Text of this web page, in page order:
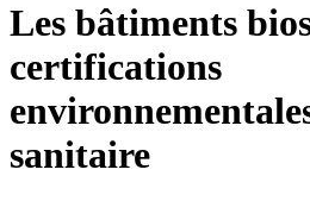
Les bâtiments
certifications
sanitaire